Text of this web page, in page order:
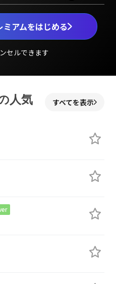
ミアムをはじめる
セルできます
人気
すべてを表示